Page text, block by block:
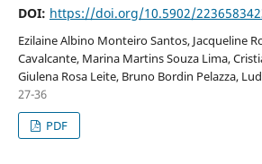
DOI: https://doi.org/10.5902/
Ezilaine Albino Monteiro Santos, Jacqueline
Cavalcante, Marina Martins Souza Lima,
Giulena Rosa Leite, Bruno Bordin Pelazza,
27-36
PDF